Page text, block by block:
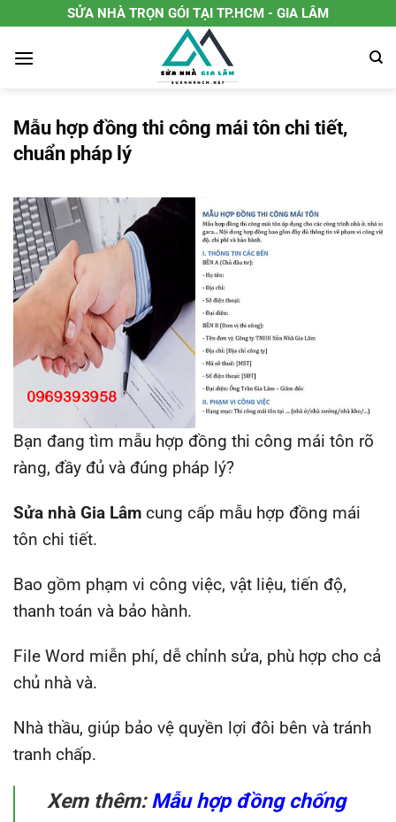
đến
nội
SỬA NHÀ TRỌN GÓI TẠI TP.HCM - GIA LÂM
Mẫu hợp đồng thi công mái tôn chi tiết,
chuẩn pháp lý
Bạn đang tìm mẫu hợp đồng thi công mái tôn rõ
ràng, đầy đủ và đúng pháp lý?
Sửa nhà Gia Lâm cung cấp mẫu hợp đồng mái
tôn chi tiết.
Bao gồm phạm vi công việc, vật liệu, tiến độ,
thanh toán và bảo hành.
File Word miễn phí, dễ chỉnh sửa, phù hợp cho cả
chủ nhà và.
Nhà thầu, giúp bảo vệ quyền lợi đôi bên và tránh
tranh chấp.
Xem thêm:Mẫu hợp đồng chống